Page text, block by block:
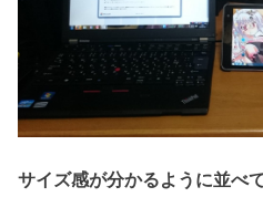
サイズ感が分かるように並べ